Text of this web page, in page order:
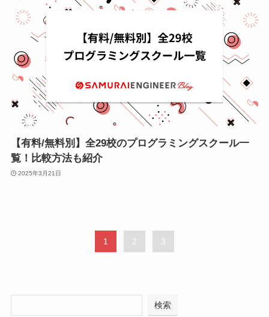
【有料/無料別】全29校のプログラミングスクール一
覧！比較方法も紹介
2025年3月21日
1 2 3
検索